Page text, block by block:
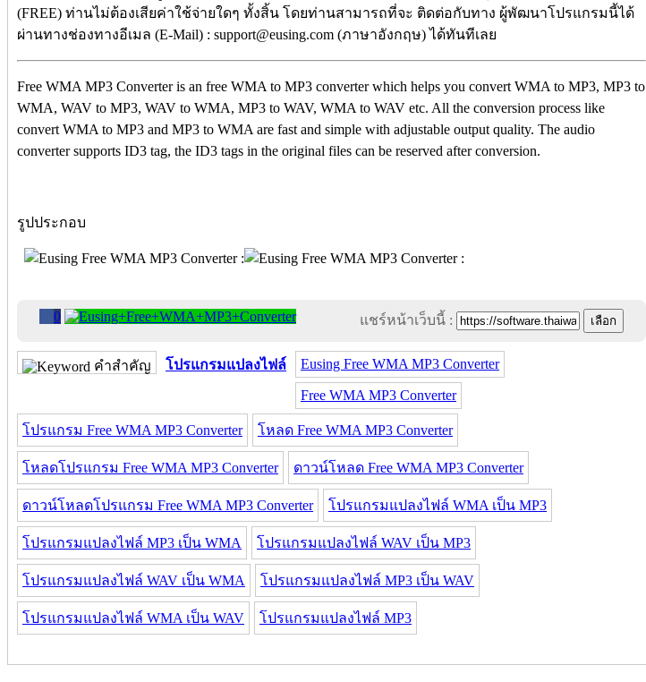
(FREE) ท่านไม่ต้องเสียค่าใช้จ่ายใดๆ ทั้งสิ้น โดยท่านสามารถที่จะ ติดต่อกับทาง ผู้พัฒนาโปรแกรมนี้ได้
ผ่านทางช่องทางอีเมล (E-Mail) : support@eusing.com (ภาษาอังกฤษ) ได้ทันทีเลย
Free WMA MP3 Converter is an free WMA to MP3 converter which helps you convert WMA to MP3, MP3 to
WMA, WAV to MP3, WAV to WMA, MP3 to WAV, WMA to WAV etc. All the conversion process like
convert WMA to MP3 and MP3 to WMA are fast and simple with adjustable output quality. The audio
converter supports ID3 tag, the ID3 tags in the original files can be reserved after conversion.
รูปประกอบ
0 แชร์หน้าเว็บนี้ :
คำสำคัญ โปรแกรมแปลงไฟล์ Eusing Free WMA MP3 Converter
Free WMA MP3 Converter
โปรแกรม Free WMA MP3 Converter โหลด Free WMA MP3 Converter
โหลดโปรแกรม Free WMA MP3 Converter ดาวน์โหลด Free WMA MP3 Converter
ดาวน์โหลดโปรแกรม Free WMA MP3 Converter โปรแกรมแปลงไฟล์ WMA เป็น MP3
โปรแกรมแปลงไฟล์ MP3 เป็น WMA โปรแกรมแปลงไฟล์ WAV เป็น MP3
โปรแกรมแปลงไฟล์ WAV เป็น WMA โปรแกรมแปลงไฟล์ MP3 เป็น WAV
โปรแกรมแปลงไฟล์ WMA เป็น WAV โปรแกรมแปลงไฟล์ MP3